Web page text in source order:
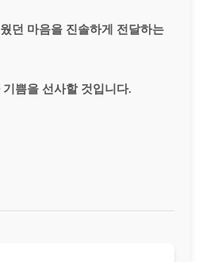
던 마음을 진솔하게 전달하는
쁨을 선사할 것입니다.